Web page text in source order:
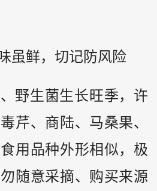
虽鲜，切记防风险
野生菌生长旺季，许
芹、商陆、马桑果、
用品种外形相似，极
随意采摘、购买来源